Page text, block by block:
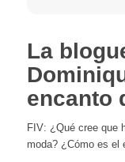
La
encanto
FIV: ¿Qué cree que
moda? ¿Cómo es el